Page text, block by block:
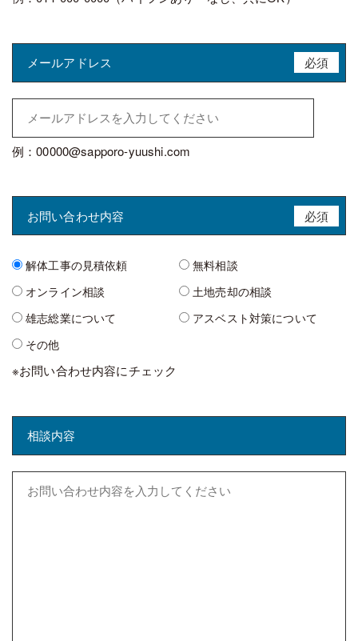
メールアドレス 必須
例：00000@sapporo-yuushi.com
お問い合わせ内容 必須
解体工事の見積依頼
無料相談
オンライン相談
土地売却の相談
雄志総業について
アスベスト対策について
その他
※お問い合わせ内容にチェック
相談内容